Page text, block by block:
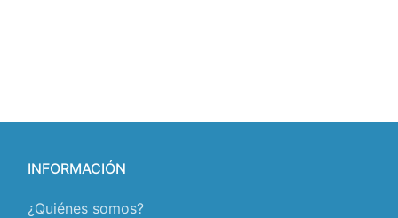
INFORMACIÓN
¿Quiénes somos?